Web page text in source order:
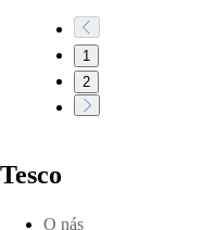
1
2
Tesco
O nás